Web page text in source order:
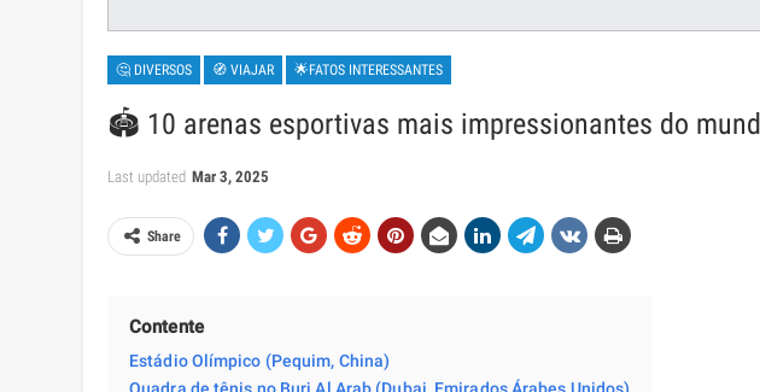
🤔 DIVERSOS 🧭 VIAJAR 🌟FATOS INTERESSANTES
🏟️ 10 arenas esportivas mais impressionantes do
Last updated Mar 3, 2025
Share
Contente
Estádio Olímpico (Pequim, China)